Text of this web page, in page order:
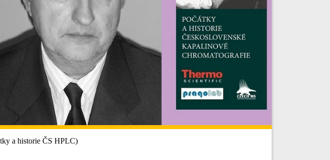
a historie ČS HPLC)